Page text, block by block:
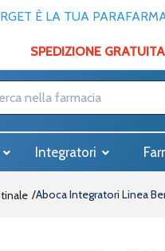
È LA TUA
SPEDIZIONE
Integratori
Aboca Integratori Linea